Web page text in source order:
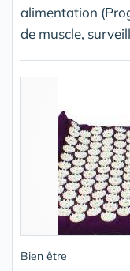
alimentation
de muscle,
Bien être